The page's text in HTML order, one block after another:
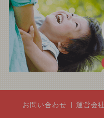
お問い合わせ 運営会社